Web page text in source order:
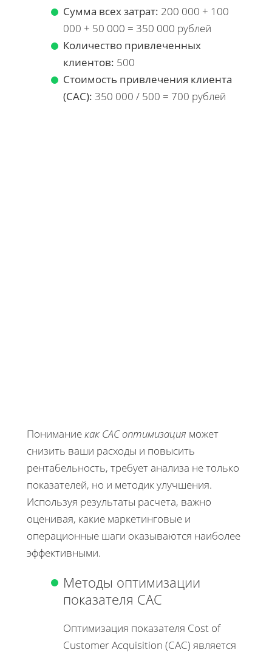
Сумма всех затрат: 200 000 + 100
000 + 50 000 = 350 000 рублей
Количество привлеченных
клиентов: 500
Стоимость привлечения клиента
(CAC): 350 000 / 500 = 700 рублей
Пониманиекак CAC оптимизация может
снизить ваши расходы и повысить
рентабельность, требует анализа не только
показателей, но и методик улучшения.
Используя результаты расчета, важно
оценивая, какие маркетинговые и
операционные шаги оказываются наиболее
эффективными.
Методы оптимизации
показателя CAC
Оптимизация показателя Cost of
Customer Acquisition (CAC) является